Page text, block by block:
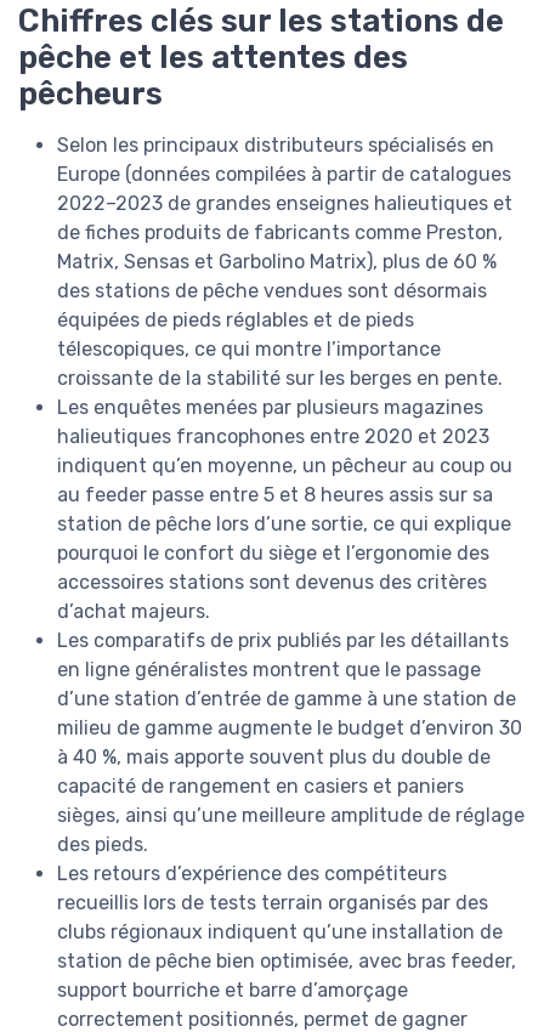
Chiffres clés sur les stations de
pêche et les attentes des
pêcheurs
Selon les principaux distributeurs spécialisés en
Europe (données compilées à partir de catalogues
2022–2023 de grandes enseignes halieutiques et
de fiches produits de fabricants comme Preston,
Matrix, Sensas et Garbolino Matrix), plus de 60 %
des stations de pêche vendues sont désormais
équipées de pieds réglables et de pieds
télescopiques, ce qui montre l’importance
croissante de la stabilité sur les berges en pente.
Les enquêtes menées par plusieurs magazines
halieutiques francophones entre 2020 et 2023
indiquent qu’en moyenne, un pêcheur au coup ou
au feeder passe entre 5 et 8 heures assis sur sa
station de pêche lors d’une sortie, ce qui explique
pourquoi le confort du siège et l’ergonomie des
accessoires stations sont devenus des critères
d’achat majeurs.
Les comparatifs de prix publiés par les détaillants
en ligne généralistes montrent que le passage
d’une station d’entrée de gamme à une station de
milieu de gamme augmente le budget d’environ 30
à 40 %, mais apporte souvent plus du double de
capacité de rangement en casiers et paniers
sièges, ainsi qu’une meilleure amplitude de réglage
des pieds.
Les retours d’expérience des compétiteurs
recueillis lors de tests terrain organisés par des
clubs régionaux indiquent qu’une installation de
station de pêche bien optimisée, avec bras feeder,
support bourriche et barre d’amorçage
correctement positionnés, permet de gagner